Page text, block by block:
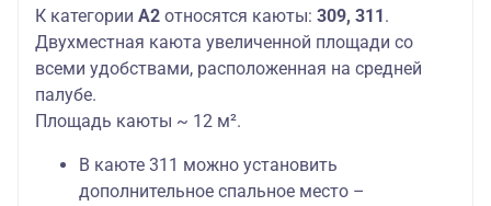
К категории А2 относятся каюты: 309, 311 .
Двухместная каюта увеличенной площади со
всеми удобствами, расположенная на средней
палубе.
Площадь каюты ~ 12 м².
В каюте 311 можно установить
дополнительное спальное место –